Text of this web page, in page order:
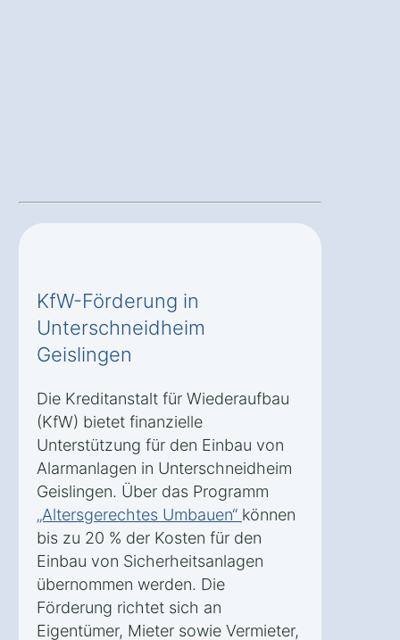
KfW-Förderung in
Unterschneidheim
Geislingen
Die Kreditanstalt für Wiederaufbau
(KfW) bietet finanzielle
Unterstützung für den Einbau von
Alarmanlagen in Unterschneidheim
Geislingen. Über das Programm
„Altersgerechtes Umbauen“ können
bis zu 20 % der Kosten für den
Einbau von Sicherheitsanlagen
übernommen werden. Die
Förderung richtet sich an
Eigentümer, Mieter sowie Vermieter,